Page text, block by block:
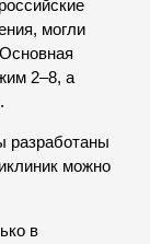
могли
2–8, а
разработаны
можно
в